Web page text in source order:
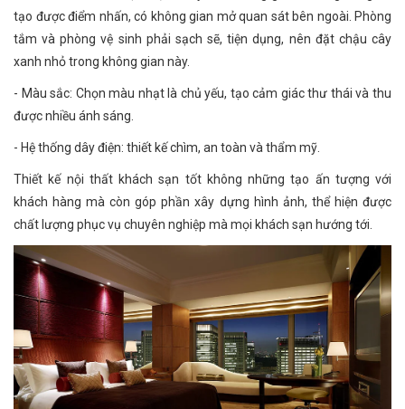
tạo được điểm nhấn, có không gian mở quan sát bên ngoài. Phòng
tắm và phòng vệ sinh phải sạch sẽ, tiện dụng, nên đặt chậu cây
xanh nhỏ trong không gian này.
- Màu sắc: Chọn màu nhạt là chủ yếu, tạo cảm giác thư thái và thu
được nhiều ánh sáng.
- Hệ thống dây điện: thiết kế chìm, an toàn và thẩm mỹ.
Thiết kế nội thất khách sạn tốt không những tạo ấn tượng với
khách hàng mà còn góp phần xây dựng hình ảnh, thể hiện được
chất lượng phục vụ chuyên nghiệp mà mọi khách sạn hướng tới.